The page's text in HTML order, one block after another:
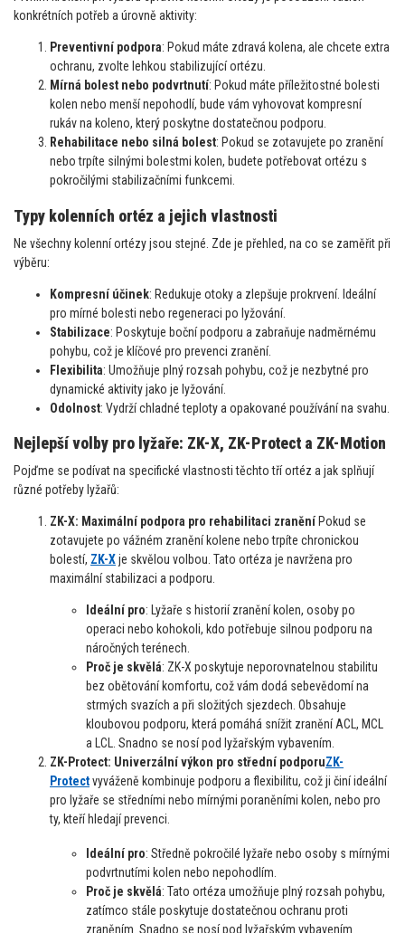
konkrétních potřeb a úrovně aktivity:
Preventivní podpora: Pokud máte zdravá kolena, ale chcete extra
ochranu, zvolte lehkou stabilizující ortézu.
Mírná bolest nebo podvrtnutí: Pokud máte příležitostné bolesti
kolen nebo menší nepohodlí, bude vám vyhovovat kompresní
rukáv na koleno, který poskytne dostatečnou podporu.
Rehabilitace nebo silná bolest: Pokud se zotavujete po zranění
nebo trpíte silnými bolestmi kolen, budete potřebovat ortézu s
pokročilými stabilizačními funkcemi.
Typy kolenních ortéz a jejich vlastnosti
Ne všechny kolenní ortézy jsou stejné. Zde je přehled, na co se zaměřit při
výběru:
Kompresní účinek: Redukuje otoky a zlepšuje prokrvení. Ideální
pro mírné bolesti nebo regeneraci po lyžování.
Stabilizace: Poskytuje boční podporu a zabraňuje nadměrnému
pohybu, což je klíčové pro prevenci zranění.
Flexibilita: Umožňuje plný rozsah pohybu, což je nezbytné pro
dynamické aktivity jako je lyžování.
Odolnost: Vydrží chladné teploty a opakované používání na svahu.
Nejlepší volby pro lyžaře: ZK-X, ZK-Protect a ZK-Motion
Pojďme se podívat na specifické vlastnosti těchto tří ortéz a jak splňují
různé potřeby lyžařů:
ZK-X: Maximální podpora pro rehabilitaci zraněníPokud se
zotavujete po vážném zranění kolene nebo trpíte chronickou
bolestí, ZK-Xje skvělou volbou. Tato ortéza je navržena pro
maximální stabilizaci a podporu.
Ideální pro: Lyžaře s historií zranění kolen, osoby po
operaci nebo kohokoli, kdo potřebuje silnou podporu na
náročných terénech.
Proč je skvělá: ZK-X poskytuje neporovnatelnou stabilitu
bez obětování komfortu, což vám dodá sebevědomí na
strmých svazích a při složitých sjezdech. Obsahuje
kloubovou podporu, která pomáhá snížit zranění ACL, MCL
a LCL. Snadno se nosí pod lyžařským vybavením.
ZK-Protect: Univerzální výkon pro střední podporuZK-
Protectvyváženě kombinuje podporu a flexibilitu, což ji činí ideální
pro lyžaře se středními nebo mírnými poraněními kolen, nebo pro
ty, kteří hledají prevenci.
Ideální pro: Středně pokročilé lyžaře nebo osoby s mírnými
podvrtnutími kolen nebo nepohodlím.
Proč je skvělá: Tato ortéza umožňuje plný rozsah pohybu,
zatímco stále poskytuje dostatečnou ochranu proti
zraněním. Snadno se nosí pod lyžařským vybavením.